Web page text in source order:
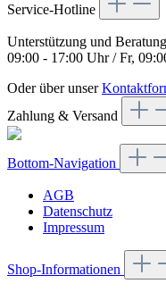
Service-Hotline
Unterstützung und
09:00 - 17:00 Uhr / Fr,
Oder über unser
Zahlung & Versand
Bottom-Navigation
AGB
Datenschutz
Impressum
Shop-Informationen